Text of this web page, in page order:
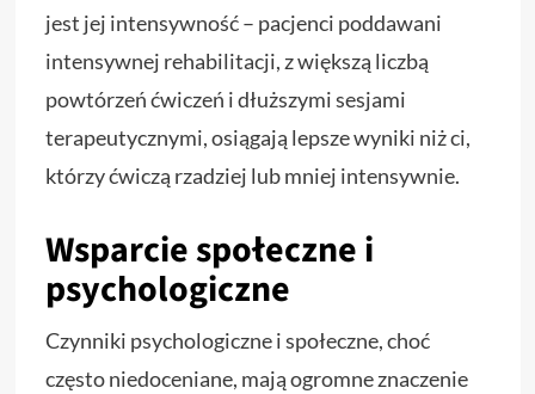
jest jej intensywność – pacjenci poddawani
intensywnej rehabilitacji, z większą liczbą
powtórzeń ćwiczeń i dłuższymi sesjami
terapeutycznymi, osiągają lepsze wyniki niż ci,
którzy ćwiczą rzadziej lub mniej intensywnie.
Wsparcie społeczne i
psychologiczne
Czynniki psychologiczne i społeczne, choć
często niedoceniane, mają ogromne znaczenie